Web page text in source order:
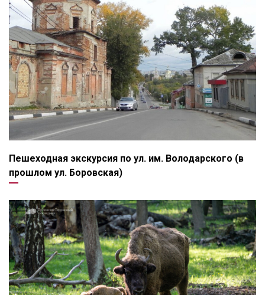
Пешеходная экскурсия по ул. им. Володарского (в
прошлом ул. Боровская)